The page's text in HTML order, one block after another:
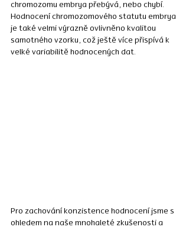
chromozomu embrya přebývá, nebo chybí.
Hodnocení chromozomového statutu embrya
je také velmi výrazně ovlivněno kvalitou
samotného vzorku, což ještě více přispívá k
velké variabilitě hodnocených dat.
Pro zachování konzistence hodnocení jsme s
ohledem na naše mnohaleté zkušenosti a